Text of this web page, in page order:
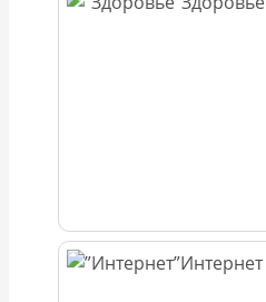
Интернет